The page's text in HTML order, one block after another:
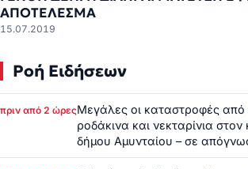
ΑΠΟΤΕΛΕΣΜΑ
15.07.2019
Ροή Ειδήσεων
πριν από 2 ώρεςΜεγάλες οι καταστροφές από
ροδάκινα και νεκταρίνια
δήμου Αμυνταίου – σε